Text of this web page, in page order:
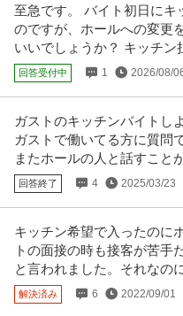
至急です。 バイト初日にキ
のですが、ホールへの変更
いいでしょうか？ キッチン
回答受付中 1 2026/08/
ガストのキッチンバイトし
ガストで働いてる方に質問
またホールの人と話すこと
回答終了 4 2025/03/23
キッチン希望で入ったのに
トの面接の時も接客が苦手
と言われました。それなの
解決済み 6 2022/09/01